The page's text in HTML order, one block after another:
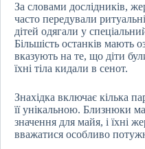
За словами дослідників,
часто передували
дітей одягали у
Більшість останків мають
вказують на те, що діти
їхні тіла кидали в сенот.
Знахідка включає кілька
її унікальною. Близнюки
значення для майя, і їхні
вважатися особливо